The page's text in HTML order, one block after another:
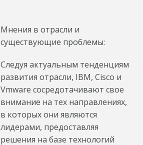
Мнения в отрасли и
существующие проблемы:
Следуя актуальным тенденциям
развития отрасли, IBM, Cisco и
Vmware сосредотачивают свое
внимание на тех направлениях,
в которых они являются
лидерами, предоставляя
решения на базе технологий